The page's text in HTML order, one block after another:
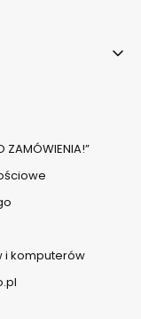
ZAMÓWIENIA!”
i komputerów